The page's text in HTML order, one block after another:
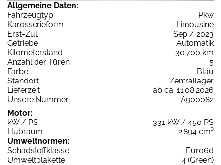
Allgemeine Daten:
Fahrzeugtyp
Pkw
Karosserieform
Limousine
Erst-Zul.
Sep / 2023
Getriebe
Automatik
Kilometerstand
30.700 km
Anzahl der Türen
5
Farbe
Blau
Standort
Zentrallager
Lieferzeit
ab ca. 11.08.2026
Unsere Nummer
A900082
Motor:
kW / PS
331 kW / 450 PS
Hubraum
2.894 cm³
Umweltnormen:
Schadstoffklasse
Euro6d
Umweltplakette
4 (Green)